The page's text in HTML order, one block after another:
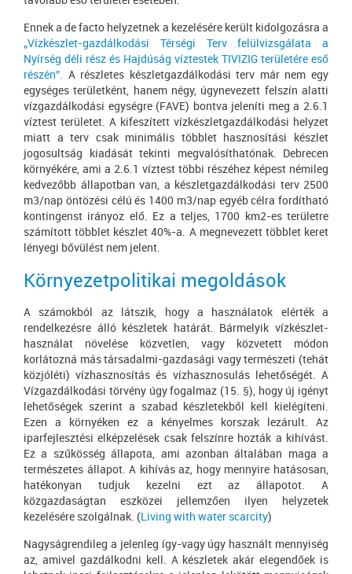
Ennek a de facto helyzetnek a kezelésére került kidolgozásra a
„Vízkészlet-gazdálkodási Térségi Terv felülvizsgálata a
Nyírség déli rész és Hajdúság víztestek TIVIZIG területére eső
részén”. A részletes készletgazdálkodási terv már nem egy
egységes területként, hanem négy, úgynevezett felszín alatti
vízgazdálkodási egységre (FAVE) bontva jeleníti meg a 2.6.1
víztest területet. A kifeszített vízkészletgazdálkodási helyzet
miatt a terv csak minimális többlet hasznosítási készlet
jogosultság kiadását tekinti megvalósíthatónak. Debrecen
környékére, ami a 2.6.1 víztest többi részéhez képest némileg
kedvezőbb állapotban van, a készletgazdálkodási terv 2500
m3/nap öntözési célú és 1400 m3/nap egyéb célra fordítható
kontingenst irányoz elő. Ez a teljes, 1700 km2-es területre
számított többlet készlet 40%-a. A megnevezett többlet keret
lényegi bővülést nem jelent.
Környezetpolitikai megoldások
A számokból az látszik, hogy a használatok elérték a
rendelkezésre álló készletek határát. Bármelyik vízkészlet-
használat növelése közvetlen, vagy közvetett módon
korlátozná más társadalmi-gazdasági vagy természeti (tehát
közjóléti) vízhasznosítás és vízhasznosulás lehetőségét. A
Vízgazdálkodási törvény úgy fogalmaz (15. §), hogy új igényt
lehetőségek szerint a szabad készletekből kell kielégíteni.
Ezen a környéken ez a kényelmes korszak lezárult. Az
iparfejlesztési elképzelések csak felszínre hozták a kihívást.
Ez a szűkösség állapota, ami azonban általában maga a
természetes állapot. A kihívás az, hogy mennyire hatásosan,
hatékonyan tudjuk kezelni ezt az állapotot. A
közgazdaságtan eszközei jellemzően ilyen helyzetek
kezelésére szolgálnak. (Living with water scarcity)
Nagyságrendileg a jelenleg így-vagy úgy használt mennyiség
az, amivel gazdálkodni kell. A készletek akár elegendőek is